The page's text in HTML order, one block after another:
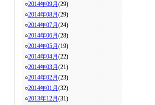
○2014年09月 (29)
○2014年08月 (29)
○2014年07月 (24)
○2014年06月 (28)
○2014年05月 (19)
○2014年04月 (22)
○2014年03月 (21)
○2014年02月 (23)
○2014年01月 (32)
○2013年12月 (31)